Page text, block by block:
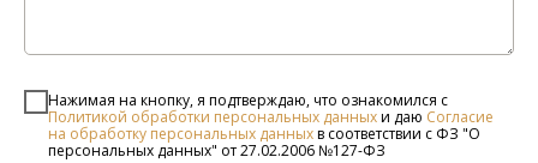
Нажимая на кнопку, я подтверждаю, что ознакомился с
Политикой обработки персональных данныхи даю Согласие
на обработку персональных данныхв соответствии с ФЗ "О
персональных данных" от 27.02.2006 №127-ФЗ